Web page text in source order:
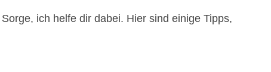
ich helfe dir dabei. Hier sind einige Tipps,